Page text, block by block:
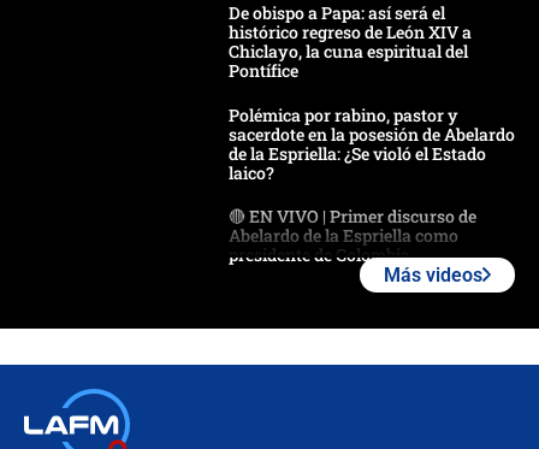
De obispo a Papa: así será el
histórico regreso de León XIV a
Chiclayo, la cuna espiritual del
Pontífice
Polémica por rabino, pastor y
sacerdote en la posesión de Abelardo
de la Espriella: ¿Se violó el Estado
laico?
🔴 EN VIVO | Primer discurso de
Abelardo de la Espriella como
presidente de Colombia
Más videos